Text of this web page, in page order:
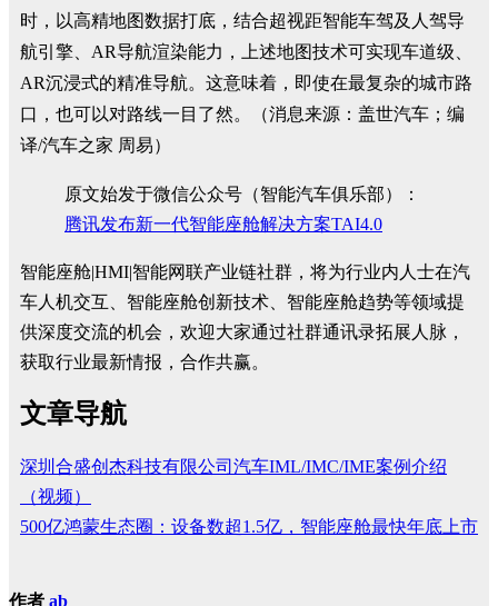
时，以高精地图数据打底，结合超视距智能车驾及人驾导
航引擎、AR导航渲染能力，上述地图技术可实现车道级、
AR沉浸式的精准导航。这意味着，即使在最复杂的城市路
口，也可以对路线一目了然。（消息来源：盖世汽车；编
译/汽车之家 周易）
原文始发于微信公众号（智能汽车俱乐部）：
腾讯发布新一代智能座舱解决方案TAI4.0
智能座舱|HMI|智能网联产业链社群，将为行业内人士在汽
车人机交互、智能座舱创新技术、智能座舱趋势等领域提
供深度交流的机会，欢迎大家通过社群通讯录拓展人脉，
获取行业最新情报，合作共赢。
文章导航
深圳合盛创杰科技有限公司汽车IML/IMC/IME案例介绍
（视频）
500亿鸿蒙生态圈：设备数超1.5亿，智能座舱最快年底上市
作者 ab